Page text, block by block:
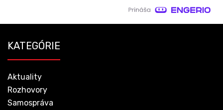
KATEGÓRIE
Aktuality
Rozhovory
Samospráva